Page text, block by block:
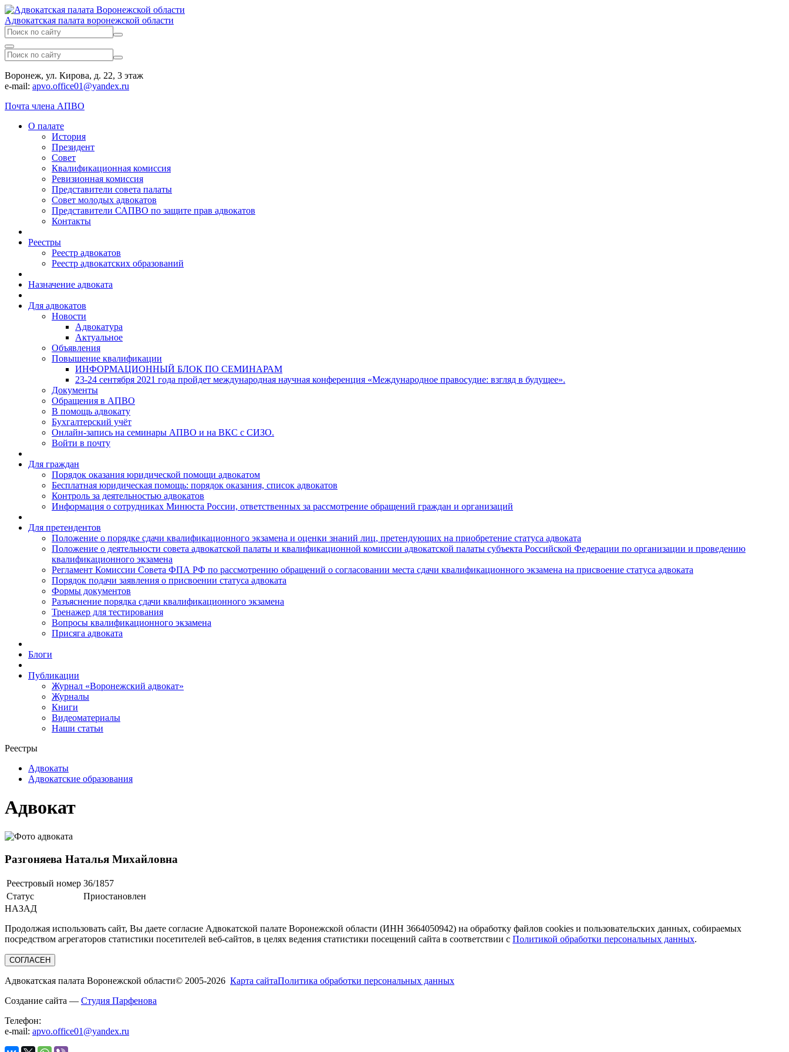
Адвокатская палата воронежской области
Воронеж, ул. Кирова, д. 22, 3 этаж
e-mail: apvo.office01@yandex.ru
Почта члена АПВО
О палате
История
Президент
Совет
Квалификационная комиссия
Ревизионная комиссия
Представители совета палаты
Совет молодых адвокатов
Представители САПВО по защите прав адвокатов
Контакты
Реестры
Реестр адвокатов
Реестр адвокатских образований
Назначение адвоката
Для адвокатов
Новости
Адвокатура
Актуальное
Объявления
Повышение квалификации
ИНФОРМАЦИОННЫЙ БЛОК ПО СЕМИНАРАМ
23-24 сентября 2021 года пройдет международная научная конференция «Международное правосудие: взгляд в будущее».
Документы
Обращения в АПВО
В помощь адвокату
Бухгалтерский учёт
Онлайн-запись на семинары АПВО и на ВКС с СИЗО.
Войти в почту
Для граждан
Порядок оказания юридической помощи адвокатом
Бесплатная юридическая помощь: порядок оказания, список адвокатов
Контроль за деятельностью адвокатов
Информация о сотрудниках Минюста России, ответственных за рассмотрение обращений граждан и организаций
Для претендентов
Положение о порядке сдачи квалификационного экзамена и оценки знаний лиц, претендующих на приобретение статуса адвоката
Положение о деятельности совета адвокатской палаты и квалификационной комиссии адвокатской палаты субъекта Российской Федерации по организации и проведению
квалификационного экзамена
Регламент Комиссии Совета ФПА РФ по рассмотрению обращений о согласовании места сдачи квалификационного экзамена на присвоение статуса адвоката
Порядок подачи заявления о присвоении статуса адвоката
Формы документов
Разъяснение порядка сдачи квалификационного экзамена
Тренажер для тестирования
Вопросы квалификационного экзамена
Присяга адвоката
Блоги
Публикации
Журнал «Воронежский адвокат»
Журналы
Книги
Видеоматериалы
Наши статьи
Реестры
Адвокаты
Адвокатские образования
Адвокат
Разгоняева Наталья Михайловна
Реестровый номер 36/1857
Статус
Приостановлен
НАЗАД
Продолжая использовать сайт, Вы даете согласие Адвокатской палате Воронежской области (ИНН 3664050942) на обработку файлов cookies и пользовательских данных, собираемых
посредством агрегаторов статистики посетителей веб-сайтов, в целях ведения статистики посещений сайта в соответствии с Политикой обработки персональных данных.
СОГЛАСЕН
Адвокатская палата Воронежской области© 2005-2026 Карта сайтаПолитика обработки персональных данных
Создание сайта — Студия Парфенова
Телефон:
e-mail: apvo.office01@yandex.ru